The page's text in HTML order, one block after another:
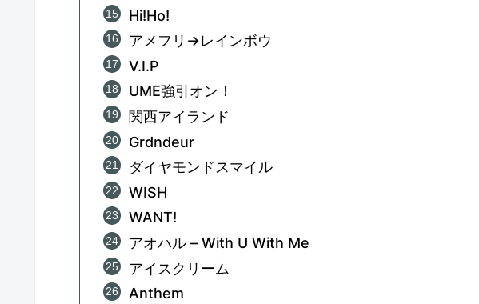
Hi!Ho!
アメフリ→レインボウ
V.I.P
UME強引オン！
関西アイランド
Grdndeur
ダイヤモンドスマイル
WISH
WANT!
アオハル – With U With Me
アイスクリーム
Anthem